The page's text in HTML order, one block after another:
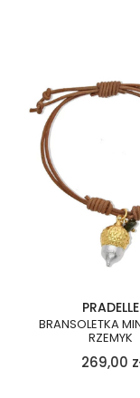
PRADELLE
BRANSOLETKA
RZEMYK
269,00